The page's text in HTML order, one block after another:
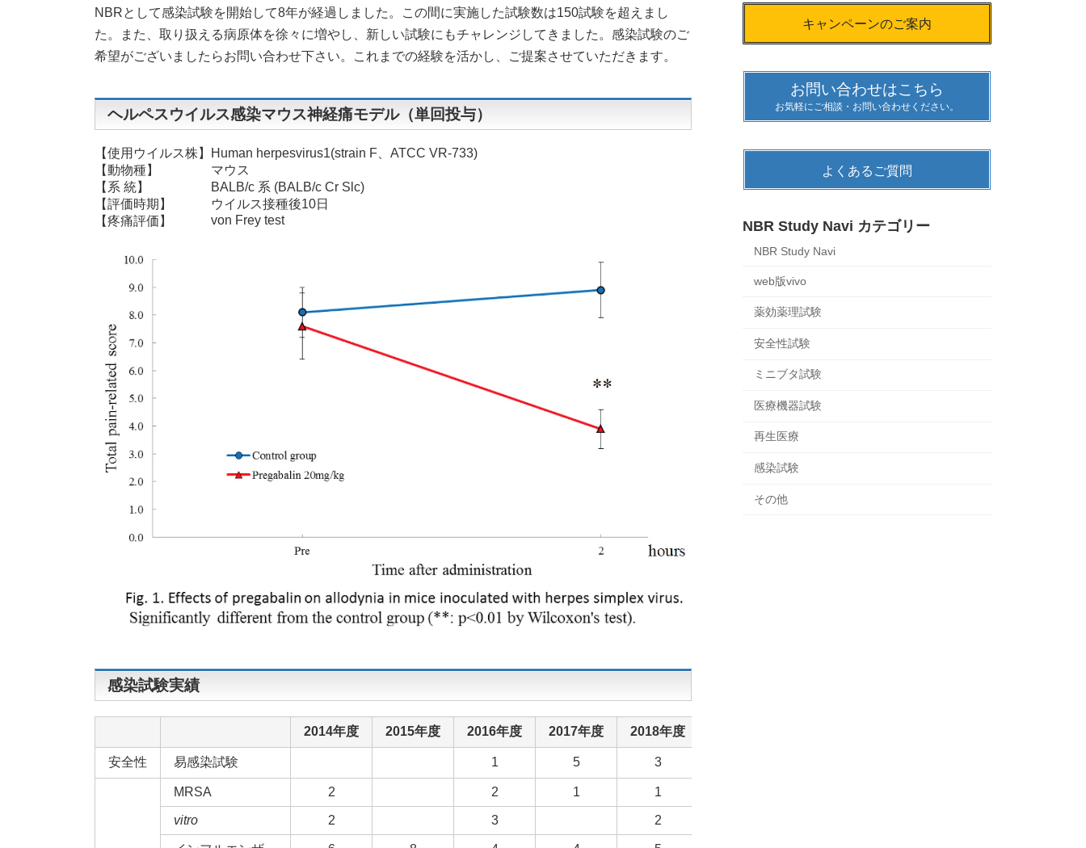
:
NBRとして感染試験を開始して8年が経過しました。この間に実施した試験数は150試験を超えまし
た。また、取り扱える病原体を徐々に増やし、新しい試験にもチャレンジしてきました。感染試験のご
希望がございましたらお問い合わせ下さい。これまでの経験を活かし、ご提案させていただきます。
ヘルペスウイルス感染マウス神経痛モデル（単回投与）
【使用ウイルス株】
Human herpesvirus1(strain F、ATCC VR-733)
【動物種】
マウス
【系 統】
BALB/c 系 (BALB/c Cr Slc)
【評価時期】
ウイルス接種後10日
【疼痛評価】
von Frey test
感染試験実績
2014年度 2015年度 2016年度 2017年度 2018年度
安全性 易感染試験 1 5 3
MRSA 2 2 1 1
vitro 2 3 2
キャンペーンのご案内
お問い合わせはこちら
お気軽にご相談・お問い合わせください。
よくあるご質問
NBR Study Navi カテゴリー
NBR Study Navi
web版vivo
薬効薬理試験
安全性試験
ミニブタ試験
医療機器試験
再生医療
感染試験
その他